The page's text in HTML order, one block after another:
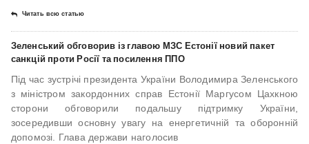
Читать всю статью
Зеленський обговорив із главою МЗС Естонії новий пакет
санкцій проти Росії та посилення ППО
Під час зустрічі президента України Володимира Зеленського
з міністром закордонних справ Естонії Маргусом Цахкною
сторони обговорили подальшу підтримку України,
зосередивши основну увагу на енергетичній та оборонній
допомозі. Глава держави наголосив